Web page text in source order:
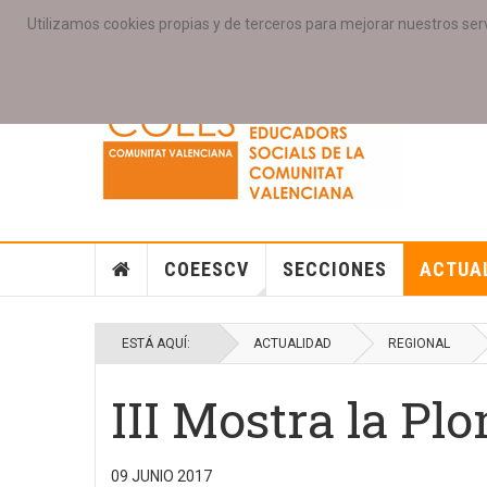
Utilizamos cookies propias y de terceros para mejorar nuestros
PORTADA ACCESO COLEGIAD@S GALERIAS
COEESCV SECCIONES
ESTÁ AQUÍ: ACTUALIDAD REGIONAL
III Mostra la
09 JUNIO 2017